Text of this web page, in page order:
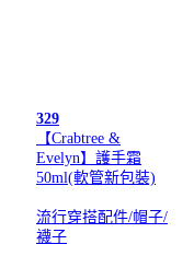
329
【Crabtree &
Evelyn】護手霜
50ml(軟管新包裝)
流行穿搭配件/帽子/
襪子